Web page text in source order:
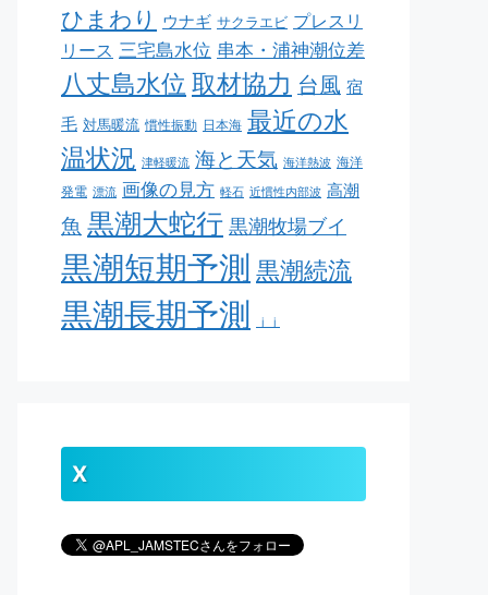
ひまわり
ウナギ サクラエビ プレスリ
リース 三宅島水位 串本・浦神潮位差
八丈島水位 取材協力 台風 宿
毛 対馬暖流 慣性振動 日本海 最近の水
温状況 津軽暖流 海と天気 海洋熱波 海洋
発電 漂流 画像の見方 軽石 近慣性内部波 高潮
魚 黒潮大蛇行 黒潮牧場ブイ
黒潮短期予測 黒潮続流
黒潮長期予測 ｊｊ
X